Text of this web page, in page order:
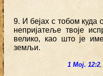
9. И бејах с тобом куда
непријатеље твоје
велико, као што је
земљи.
1 Мој. 12:2